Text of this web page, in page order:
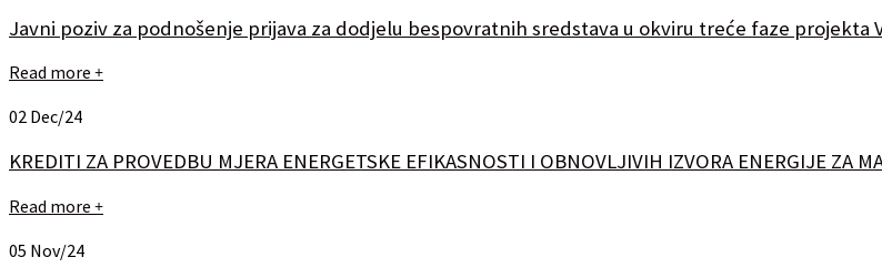
Javni poziv za podnošenje prijava za dodjelu bespovratnih sredstava u okviru treće faze projekta
Read more +
02 Dec/24
KREDITI ZA PROVEDBU MJERA ENERGETSKE EFIKASNOSTI I OBNOVLJIVIH IZVORA ENERGIJE ZA
Read more +
05 Nov/24